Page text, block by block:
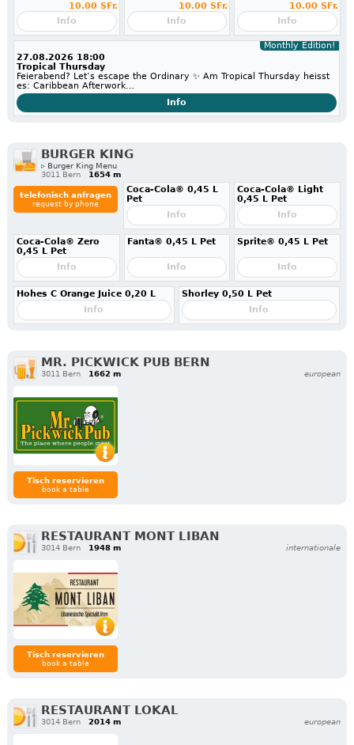
10.00 SFr.
Info
10.00 SFr.
Info
10.00 SFr.
Info
Monthly Edition!
27.08.2026 18:00
Tropical Thursday
Feierabend? Let’s escape the Ordinary ✨ Am Tropical Thursday heisst
es: Caribbean Afterwork…
Info
BURGER KING
▹ Burger King Menu
3011 Bern
1654 m
telefonisch anfragen
request by phone
Coca-Cola® 0,45 L
Pet
Info
Coca-Cola® Light
0,45 L Pet
Info
Coca-Cola® Zero
0,45 L Pet
Info
Fanta® 0,45 L Pet
Info
Sprite® 0,45 L Pet
Info
Hohes C Orange Juice 0,20 L
Info
Shorley 0,50 L Pet
Info
MR. PICKWICK PUB BERN
3011 Bern 1662 m european
Tisch reservieren
book a table
RESTAURANT MONT LIBAN
3014 Bern 1948 m internationale
Tisch reservieren
book a table
RESTAURANT LOKAL
3014 Bern 2014 m european